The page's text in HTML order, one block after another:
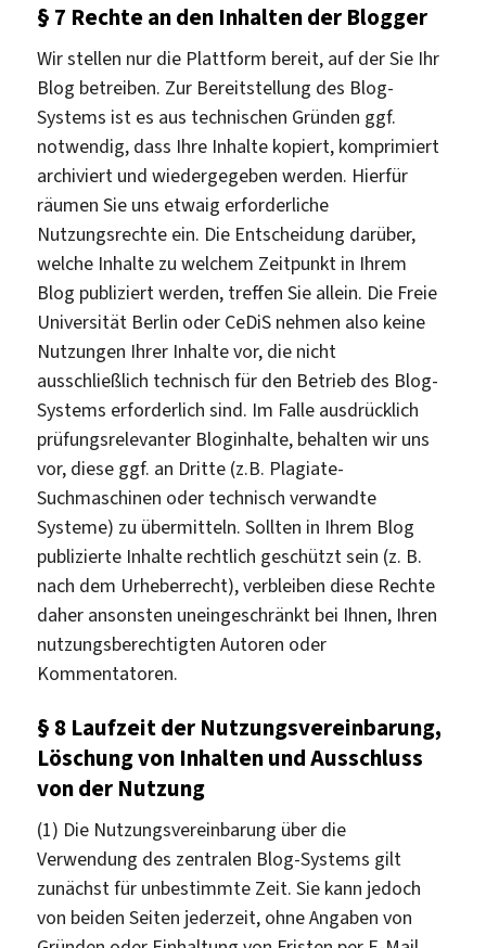
§ 7 Rechte an den Inhalten der Blogger
Wir stellen nur die Plattform bereit, auf der Sie Ihr
Blog betreiben. Zur Bereitstellung des Blog-
Systems ist es aus technischen Gründen ggf.
notwendig, dass Ihre Inhalte kopiert, komprimiert
archiviert und wiedergegeben werden. Hierfür
räumen Sie uns etwaig erforderliche
Nutzungsrechte ein. Die Entscheidung darüber,
welche Inhalte zu welchem Zeitpunkt in Ihrem
Blog publiziert werden, treffen Sie allein. Die Freie
Universität Berlin oder CeDiS nehmen also keine
Nutzungen Ihrer Inhalte vor, die nicht
ausschließlich technisch für den Betrieb des Blog-
Systems erforderlich sind. Im Falle ausdrücklich
prüfungsrelevanter Bloginhalte, behalten wir uns
vor, diese ggf. an Dritte (z.B. Plagiate-
Suchmaschinen oder technisch verwandte
Systeme) zu übermitteln. Sollten in Ihrem Blog
publizierte Inhalte rechtlich geschützt sein (z. B.
nach dem Urheberrecht), verbleiben diese Rechte
daher ansonsten uneingeschränkt bei Ihnen, Ihren
nutzungsberechtigten Autoren oder
Kommentatoren.
§ 8 Laufzeit der Nutzungsvereinbarung,
Löschung von Inhalten und Ausschluss
von der Nutzung
(1) Die Nutzungsvereinbarung über die
Verwendung des zentralen Blog-Systems gilt
zunächst für unbestimmte Zeit. Sie kann jedoch
von beiden Seiten jederzeit, ohne Angaben von